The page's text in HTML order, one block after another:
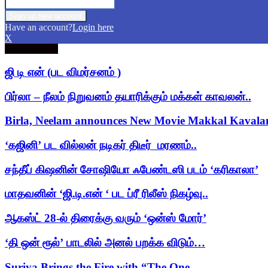
Have an account?Login here
X
ஜி டி என் (பட விமர்சனம் )
பிர்லா – நீலம் நிறுவனம் தயாரிக்கும் மக்கள் காவலன்..
Birla, Neelam announces New Movie Makkal
‘கஜினி’ பட வில்லன் நடிகர் திடீர் மரணம்..
சந்தீப் கிஷனின் சோஷியோ ஃபேண்டஸி படம் ‘கரிகாலா’
மாதவனின் ‘ஜி.டி.என் ‘ பட ப்ரீ ரிலீஸ் நிகழ்வு..
ஆகஸ்ட் 28-ல் திரைக்கு வரும் ‘ஒன்ஸ் மோர்’
‘தி ஒன் ரூல்’ பாடலில் அனல் பறக்க விடும்…